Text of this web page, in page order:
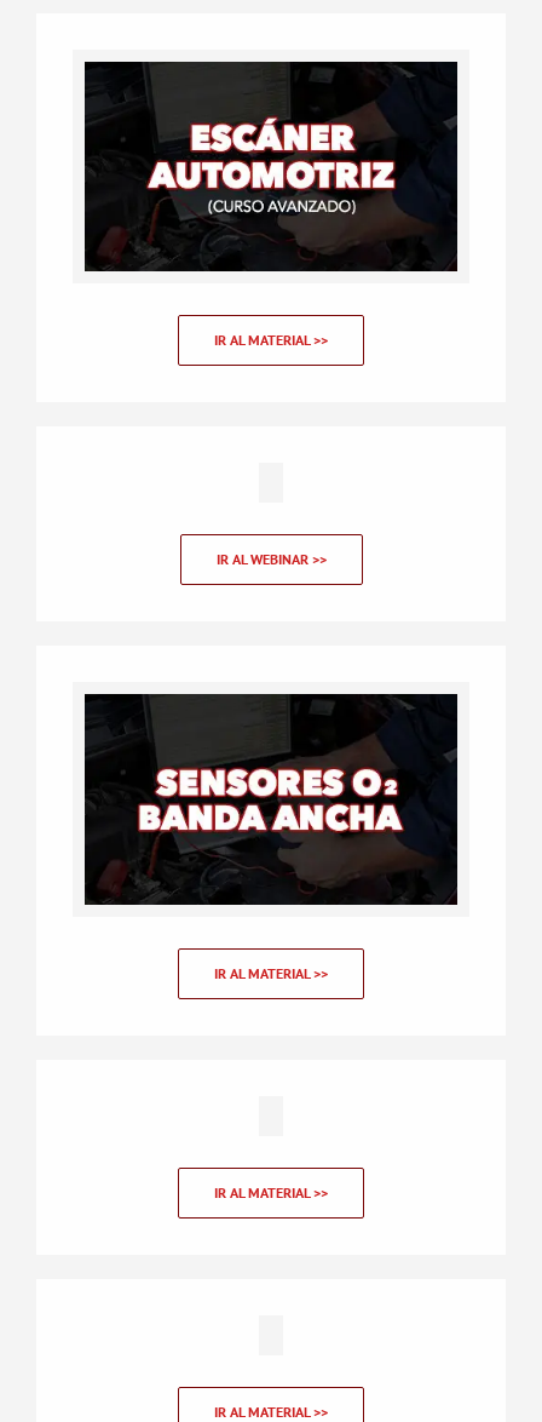
IR AL MATERIAL >>
IR AL WEBINAR >>
IR AL MATERIAL >>
IR AL MATERIAL >>
IR AL MATERIAL >>